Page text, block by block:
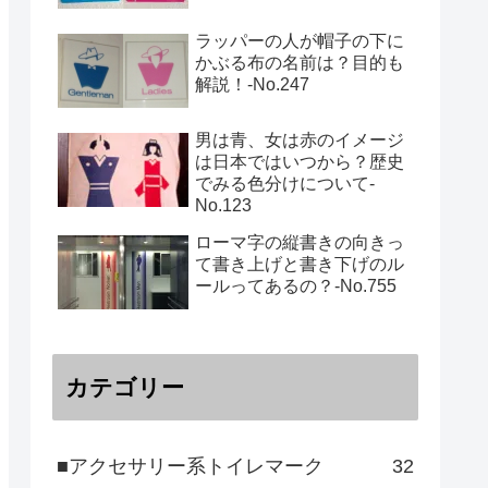
ラッパーの人が帽子の下に
かぶる布の名前は？目的も
解説！‐No.247
男は青、女は赤のイメージ
は日本ではいつから？歴史
でみる色分けについて-
No.123
ローマ字の縦書きの向きっ
て書き上げと書き下げのル
ールってあるの？‐No.755
カテゴリー
■アクセサリー系トイレマーク 32